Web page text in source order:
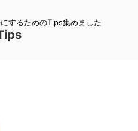
するためのTips集めました